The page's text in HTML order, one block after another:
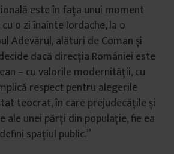
este în fața unui moment
o zi înainte Iordache, la o
Adevărul, alături de Coman și
dacă direcția României este
– cu valorile modernității, cu
respect pentru alegerile
teocrat, în care prejudecățile și
ale unei părți din populație, fie ea
spațiul public.”